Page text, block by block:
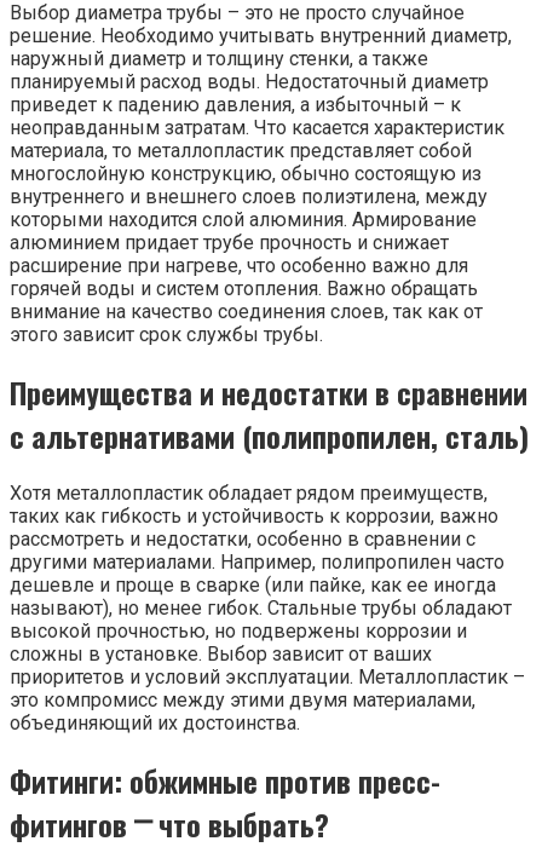
Выбор диаметра трубы – это не просто случайное
решение. Необходимо учитывать внутренний диаметр,
наружный диаметр и толщину стенки, а также
планируемый расход воды. Недостаточный диаметр
приведет к падению давления, а избыточный – к
неоправданным затратам. Что касается характеристик
материала, то металлопластик представляет собой
многослойную конструкцию, обычно состоящую из
внутреннего и внешнего слоев полиэтилена, между
которыми находится слой алюминия. Армирование
алюминием придает трубе прочность и снижает
расширение при нагреве, что особенно важно для
горячей воды и систем отопления. Важно обращать
внимание на качество соединения слоев, так как от
этого зависит срок службы трубы.
Преимущества и недостатки в сравнении
с альтернативами (полипропилен, сталь)
Хотя металлопластик обладает рядом преимуществ,
таких как гибкость и устойчивость к коррозии, важно
рассмотреть и недостатки, особенно в сравнении с
другими материалами. Например, полипропилен часто
дешевле и проще в сварке (или пайке, как ее иногда
называют), но менее гибок. Стальные трубы обладают
высокой прочностью, но подвержены коррозии и
сложны в установке. Выбор зависит от ваших
приоритетов и условий эксплуатации. Металлопластик –
это компромисс между этими двумя материалами,
объединяющий их достоинства.
Фитинги: обжимные против пресс-
фитингов ⎻ что выбрать?